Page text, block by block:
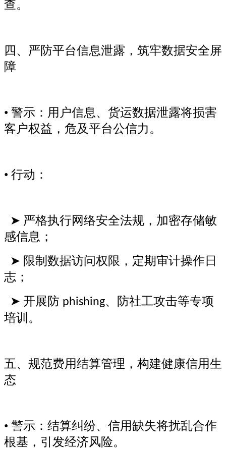
查。
四、严防平台信息泄露，筑牢数据安全屏
障
• 警示：用户信息、货运数据泄露将损害
客户权益，危及平台公信力。
• 行动：
➤ 严格执行网络安全法规，加密存储敏
感信息；
➤ 限制数据访问权限，定期审计操作日
志；
➤ 开展防 phishing、防社工攻击等专项
培训。
五、规范费用结算管理，构建健康信用生
态
• 警示：结算纠纷、信用缺失将扰乱合作
根基，引发经济风险。